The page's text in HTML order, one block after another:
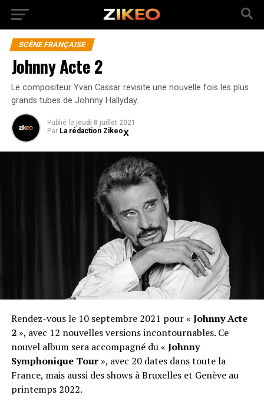
SCÈNE FRANÇAISE
Johnny Acte 2
Le compositeur Yvan Cassar revisite une nouvelle fois les plus
grands tubes de Johnny Hallyday.
Publié le jeudi 8 juillet 2021
Par La rédaction Zikeo
Rendez-vous le 10 septembre 2021 pour « Johnny Acte
2», avec 12 nouvelles versions incontournables. Ce
nouvel album sera accompagné du « Johnny
Symphonique Tour», avec 20 dates dans toute la
France, mais aussi des shows à Bruxelles et Genève au
printemps 2022.